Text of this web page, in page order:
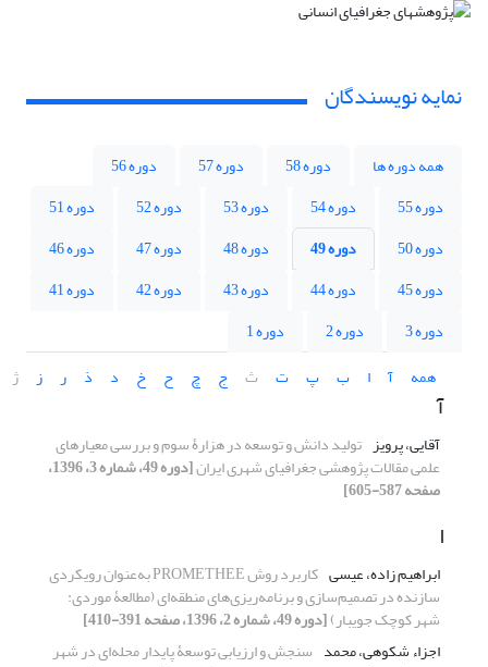
نمایه نویسندگان
همه دوره ها دوره 58 دوره 57
دوره 56
دوره 55
دوره 54 دوره 53 دوره 52
دوره 51
دوره 50
دوره 49 دوره 48 دوره 47
دوره 46
دوره 45
دوره 44 دوره 43 دوره 42
دوره 41
دوره 3
دوره 2
دوره 1
همه
آ ا ب پ ت ث ج چ ح خ د ذ ر ز ژ
آ
آقایی، پرویز تولید دانش و توسعه در هزارۀ سوم و بررسی معیارهای
علمی مقالات پژوهشی جغرافیای شهری ایران [دوره 49، شماره 3، 1396،
صفحه 587-605]
ا
ابراهیم زاده، عیسی کاربرد روش PROMETHEE به‌عنوان رویکردی
سازنده در تصمیم‌سازی و برنامه‌ریزی‌های منطقه‌ای (مطالعۀ موردی:
شهر کوچک جویبار)[دوره 49، شماره 2، 1396، صفحه 391-410]
اجزاء شکوهی، محمد سنجش و ارزیابی توسعۀ پایدار محله‌ای در شهر